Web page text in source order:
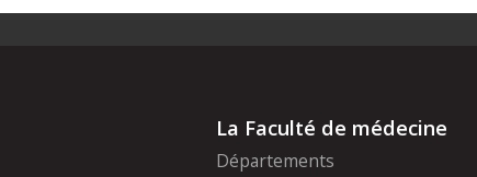
La Faculté de médecine
Départements